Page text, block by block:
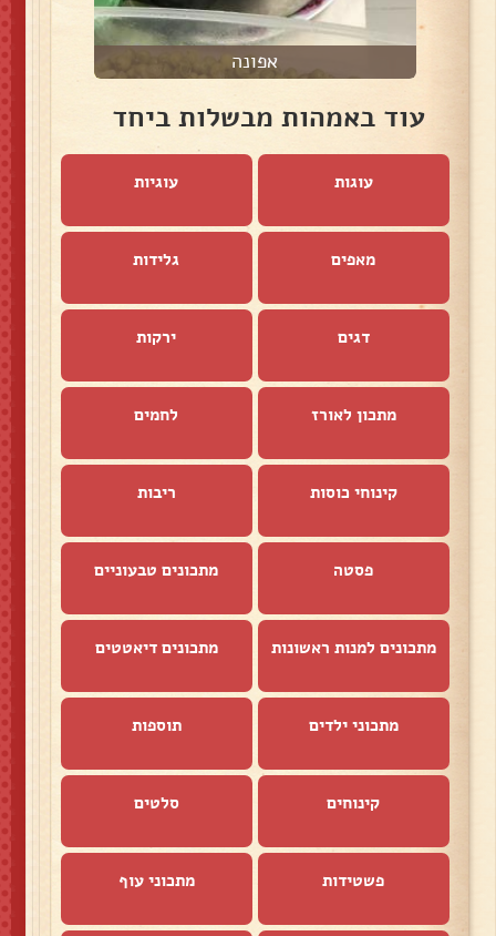
אפונה
עוד באמהות מבשלות ביחד
עוגות עוגיות
מאפים גלידות
דגים ירקות
מתכון לאורז לחמים
קינוחי כוסות ריבות
פסטה מתכונים טבעוניים
מתכונים למנות ראשונות מתכונים דיאטטים
מתכוני ילדים תוספות
קינוחים סלטים
פשטידות מתכוני עוף